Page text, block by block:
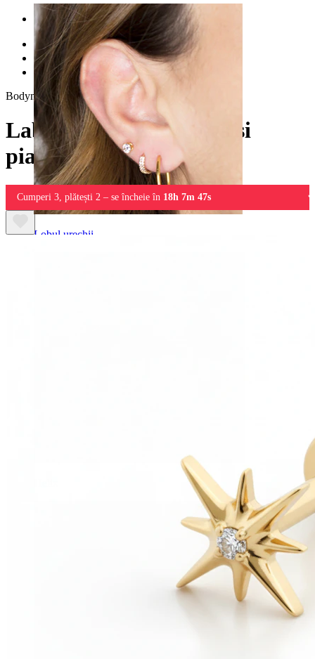
Lobul urechii
Ureche
Helix
Bijuterii piercing helix titan
Labret din titan cu stea și piatră centrală
Bodymod Premium
Labret din titan cu stea și
piatră centrală
Cumperi 3, plătești 2 – se încheie în 18h 7m 47s